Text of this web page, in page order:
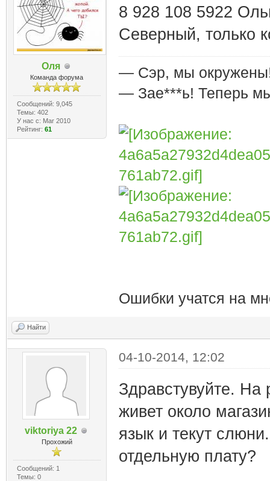
Оля
Команда форума
Сообщений: 9,045
Темы: 402
У нас с: Mar 2010
Рейтинг: 61
8 928 108 5922
Северный, только
— Сэр, мы
— Зае***ь! Теперь
Ошибки учатся на
Найти
viktoriya 22
Прохожий
Сообщений: 1
Темы: 0
04-10-2014, 12:02
Здравстувуйте. На
живет около
язык и текут
отдельную плату?